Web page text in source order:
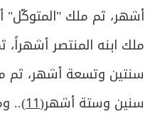
أشهر، ثم ملك "المتوكّل"
ملك ابنه المنتصر
سنتين وتسعة أشهر، ثم
سنين وستة أشهر(11
)..